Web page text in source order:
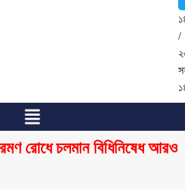
/
রোধে চলমান বিধিনিষেধ আরও